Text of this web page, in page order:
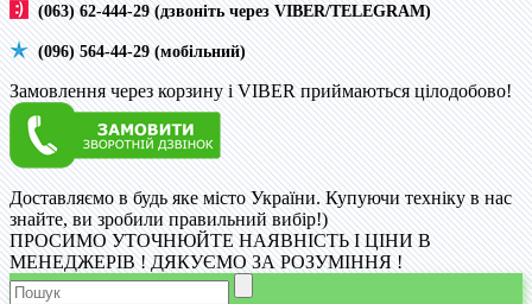
(063) 62-444-29 (дзвоніть через VIBER/TELEGRAM)
(096) 564-44-29 (мобільний)
Замовлення через корзину і VIBER приймаються цілодобово!
Доставляємо в будь яке місто України. Купуючи техніку в нас
знайте, ви зробили правильний вибір!)
ПРОСИМО УТОЧНЮЙТЕ НАЯВНІСТЬ І ЦІНИ В
МЕНЕДЖЕРІВ ! ДЯКУЄМО ЗА РОЗУМІННЯ !